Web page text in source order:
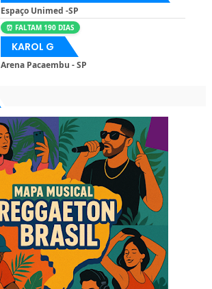
Espaço Unimed -SP
⏰ FALTAM 190 DIAS
KAROL G
Arena Pacaembu - SP